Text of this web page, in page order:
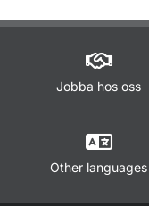
Jobba hos oss
Other languages